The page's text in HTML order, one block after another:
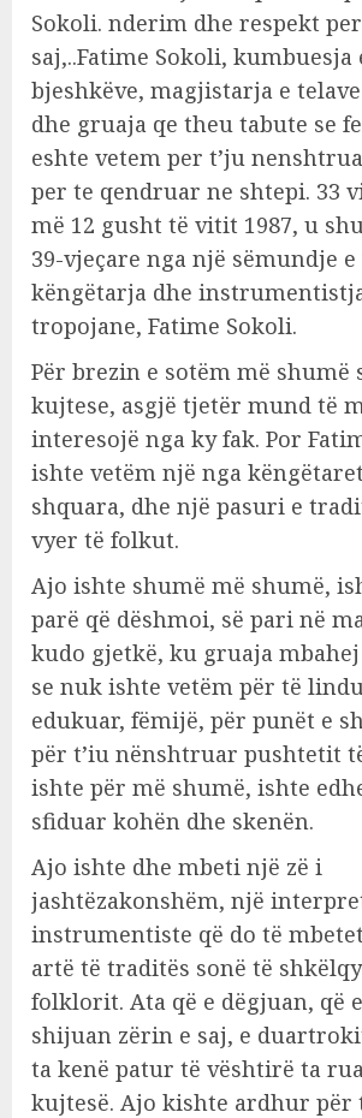
Sokoli. nderim dhe respekt
saj,..Fatime Sokoli, kumbuesja
bjeshkëve, magjistarja e
dhe gruaja qe theu tabute se
eshte vetem per t’ju
per te qendruar ne shtepi. 33
më 12 gusht të vitit 1987, u
39-vjeçare nga një sëmundje
këngëtarja dhe
tropojane, Fatime Sokoli.
Për brezin e sotëm më shumë
kujtese, asgjë tjetër mund të
interesojë nga ky fak. Por
ishte vetëm një nga
shquara, dhe një pasuri e
vyer të folkut.
Ajo ishte shumë më shumë,
parë që dëshmoi, së pari në
kudo gjetkë, ku gruaja
se nuk ishte vetëm për të
edukuar, fëmijë, për punët e
për t’iu nënshtruar pushtetit
ishte për më shumë, ishte
sfiduar kohën dhe skenën.
Ajo ishte dhe mbeti një zë i
jashtëzakonshëm, një
instrumentiste që do të
artë të traditës sonë të
folklorit. Ata që e dëgjuan, që
shijuan zërin e saj, e
ta kenë patur të vështirë ta
kujtesë. Ajo kishte ardhur për